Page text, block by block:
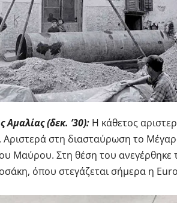
(δεκ. ’30): Η κάθετος
Αριστερά στη διασταύρωση το
Μαύρου. Στη θέση του ανεγέρθηκε
όπου στεγάζεται σήμερα η